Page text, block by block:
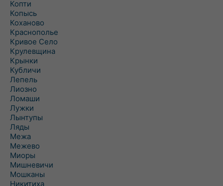
Копти
Копысь
Коханово
Краснополье
Кривое Село
Крулевщина
Крынки
Кубличи
Лепель
Лиозно
Ломаши
Лужки
Лынтупы
Ляды
Межа
Межево
Миоры
Мишневичи
Мошканы
Никитиха